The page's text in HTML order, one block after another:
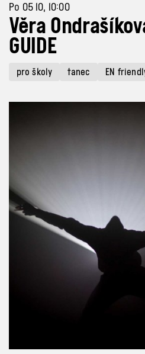
Po 05 10, 10:00
Věra
GUIDE
pro školy tanec EN